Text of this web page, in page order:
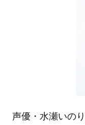
声優・水瀬いの